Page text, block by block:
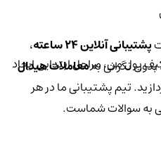
پشتیبانی آنلاین ۲۴ ساعته
،
نگرانی بهمعاملات هیدال
تیم پشتیبانی ما در هر
به سوالات شماست.
پول من، مراحل ابتدایی ایجاد